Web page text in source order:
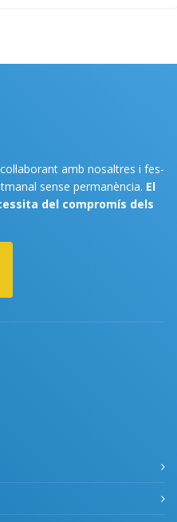
amb nosaltres i fes-
sense permanència. El
del compromís dels